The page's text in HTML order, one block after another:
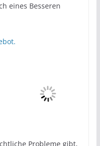
eines Besseren
Probleme gibt,